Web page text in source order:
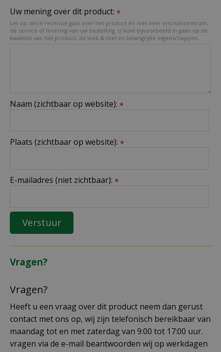
Uw mening over dit product: *
Let op: deze recensie gaat over het product en niet over ons tuincentrum,
de service of levering van uw bestelling. U kunt bijvoorbeeld in gaan op de
kwaliteit van het product, de look & feel en belangrijke eigenschappen.
Naam (zichtbaar op website): *
Plaats (zichtbaar op website): *
E-mailadres (niet zichtbaar): *
Vragen?
Vragen?
Heeft u een vraag over dit product neem dan gerust
contact met ons op, wij zijn telefonisch bereikbaar van
maandag tot en met zaterdag van 9:00 tot 17:00 uur.
vragen via de e-mail beantwoorden wij op werkdagen